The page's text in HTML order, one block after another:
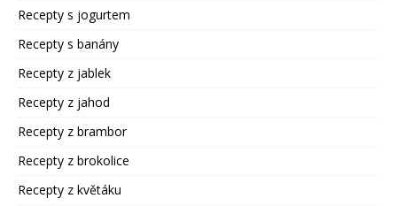
Recepty s jogurtem
Recepty s banány
Recepty z jablek
Recepty z jahod
Recepty z brambor
Recepty z brokolice
Recepty z květáku